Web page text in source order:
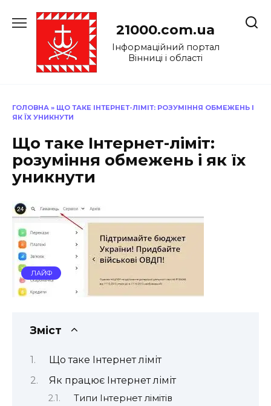
до
21000.com.ua
Інформаційний портал
Вінниці і області
ГОЛОВНА » ЩО ТАКЕ ІНТЕРНЕТ-ЛІМІТ: РОЗУМІННЯ ОБМЕЖЕНЬ І
ЯК ЇХ УНИКНУТИ
Що таке Інтернет-ліміт:
розуміння обмежень і як їх
уникнути
ЛАЙФ
Зміст
Що таке Інтернет ліміт
Як працює Інтернет ліміт
Типи Інтернет лімітів